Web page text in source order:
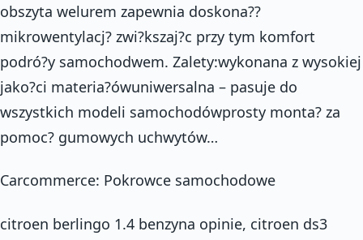
obszyta welurem zapewnia doskona??
mikrowentylacj? zwi?kszaj?c przy tym komfort
podró?y samochodwem. Zalety:wykonana z wysokiej
jako?ci materia?ówuniwersalna – pasuje do
wszystkich modeli samochodówprosty monta? za
pomoc? gumowych uchwytów…
Carcommerce: Pokrowce samochodowe
citroen berlingo 1.4 benzyna opinie, citroen ds3